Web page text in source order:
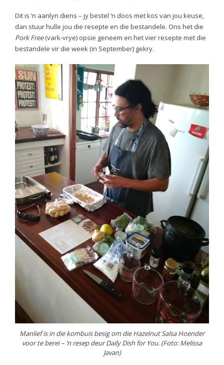
Dit is ‘n aanlyn diens – jy bestel ‘n doos met kos van jou keuse,
dan stuur hulle jou die resepte en die bestandele. Ons het die
Pork Free(vark-vrye) opsie geneem en het vier resepte met die
bestandele vir die week (in September) gekry.
Manlief is in die kombuis besig om die Hazelnut Salsa Hoender
voor te berei – ‘n resep deur Daily Dish for You. (Foto: Melissa
Javan)